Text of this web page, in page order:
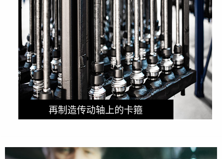
再制造传动轴上的卡箍